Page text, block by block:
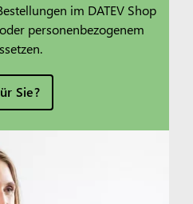
im DATEV Shop
personenbezogenem
Sie?